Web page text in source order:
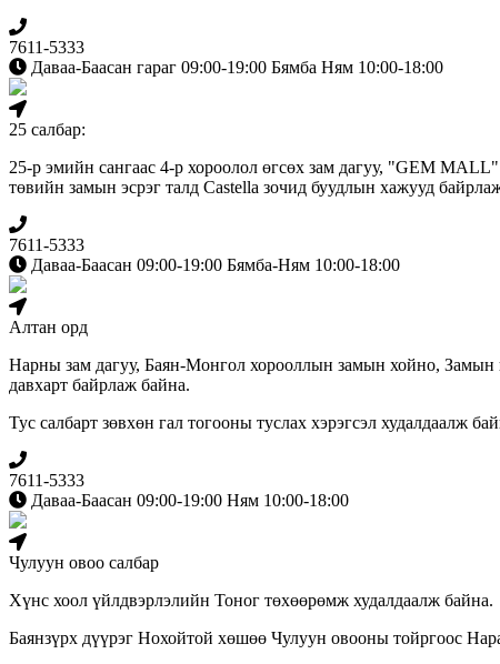
7611-5333
Даваа-Баасан гараг 09:00-19:00 Бямба Ням 10:00-18:00
25 салбар:
25-р эмийн сангаас 4-р хороолол өгсөх зам дагуу, "GEM
төвийн замын эсрэг талд Сastella зочид буудлын хажууд
7611-5333
Даваа-Баасан 09:00-19:00 Бямба-Ням 10:00-18:00
Алтан орд
Нарны зам дагуу, Баян-Монгол хорооллын замын хойно,
давхарт байрлаж байна.
Тус салбарт зөвхөн гал тогооны туслах хэрэгсэл худалдаалж
7611-5333
Даваа-Баасан 09:00-19:00 Ням 10:00-18:00
Чулуун овоо салбар
Хүнс хоол үйлдвэрлэлийн Тоног төхөөрөмж худалдаалж байна.
Баянзүрх дүүрэг Нохойтой хөшөө Чулуун овооны тойргоос